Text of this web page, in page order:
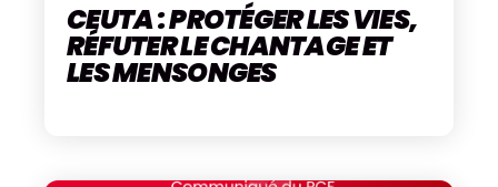
CEUTA : PROTÉGER LES VIES,
RÉFUTER LE CHANTAGE ET
LES MENSONGES